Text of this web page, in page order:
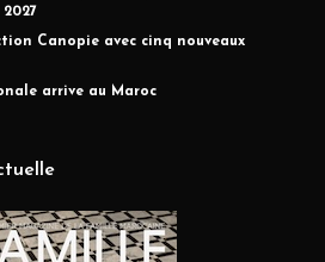
Canopie avec cinq nouveaux
arrive au Maroc